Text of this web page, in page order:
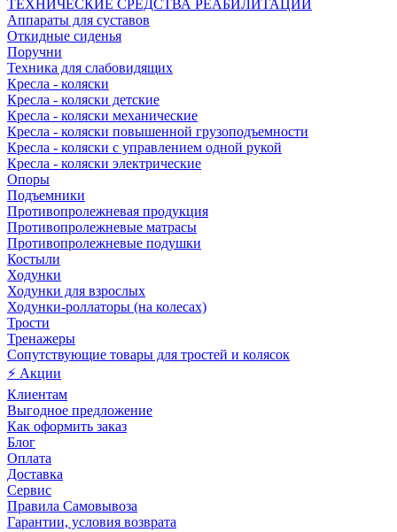
ТЕХНИЧЕСКИЕ СРЕДСТВА РЕАБИЛИТАЦИИ
Аппараты для суставов
Откидные сиденья
Поручни
Техника для слабовидящих
Кресла - коляски
Кресла - коляски детские
Кресла - коляски механические
Кресла - коляски повышенной грузоподъемности
Кресла - коляски с управлением одной рукой
Кресла - коляски электрические
Опоры
Подъемники
Противопролежневая продукция
Противопролежневые матрасы
Противопролежневые подушки
Костыли
Ходунки
Ходунки для взрослых
Ходунки-роллаторы (на колесах)
Трости
Тренажеры
Сопутствующие товары для тростей и колясок
⚡ Акции
Клиентам
Выгодное предложение
Как оформить заказ
Блог
Оплата
Доставка
Сервис
Правила Самовывоза
Гарантии, условия возврата